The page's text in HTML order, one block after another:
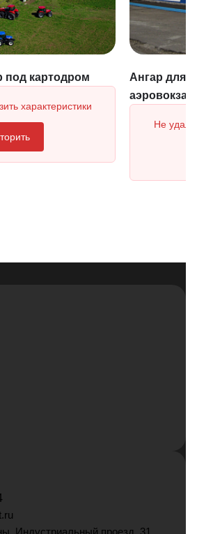
под картодром
характеристики
Ангар для
Не
Индустриальный проезд, 31,